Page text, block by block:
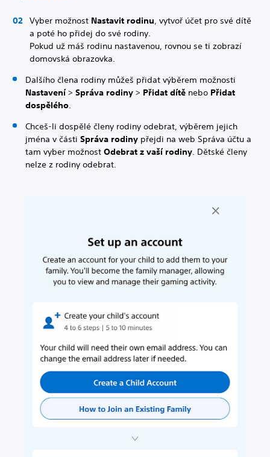
Vyber možnost Nastavit rodinu, vytvoř účet pro své dítě
a poté ho přidej do své rodiny.
Pokud už máš rodinu nastavenou, rovnou se ti zobrazí
domovská obrazovka.
Dalšího člena rodiny můžeš přidat výběrem možnosti
Nastavení> Správa rodiny > Přidat dítě nebo Přidat
dospělého.
Chceš-li dospělé členy rodiny odebrat, výběrem jejich
jména v části Správa rodiny přejdi na web Správa účtu a
tam vyber možnost Odebrat z vaší rodiny. Dětské členy
nelze z rodiny odebrat.